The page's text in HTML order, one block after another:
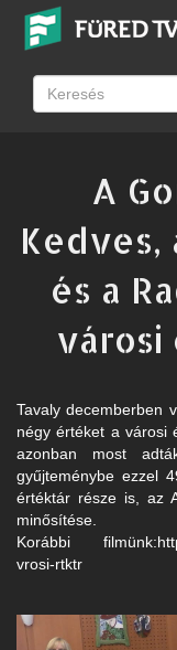
A
Kedves,
és a
Tavaly decemberben
négy értéket a városi
azonban most
gyűjteménybe ezzel
értéktár része is, az
minősítése.
Korábbi
vrosi-rtktr